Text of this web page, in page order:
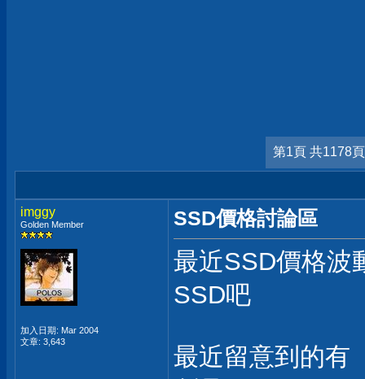
第1頁 共1178頁
imggy
Golden Member
加入日期: Mar 2004
文章: 3,643
SSD價格討論區
最近SSD價格波
SSD吧
最近留意到的有